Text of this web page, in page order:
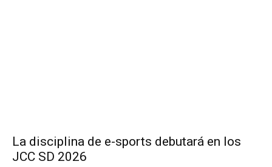
La disciplina de e-sports debutará en los
JCC SD 2026